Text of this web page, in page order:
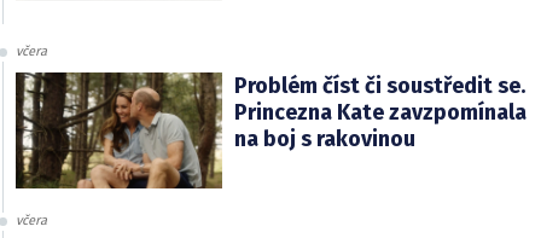
včera
Problém číst či soustředit se.
Princezna Kate zavzpomínala
na boj s rakovinou
včera